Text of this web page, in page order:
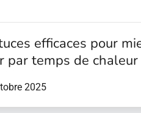
efficaces pour
par temps de chaleur
2025